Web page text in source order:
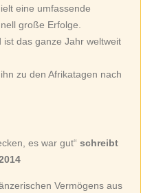
eine umfassende
große Erfolge.
das ganze Jahr weltweit
zu den Afrikatagen nach
es war gut“ schreibt
Vermögens aus